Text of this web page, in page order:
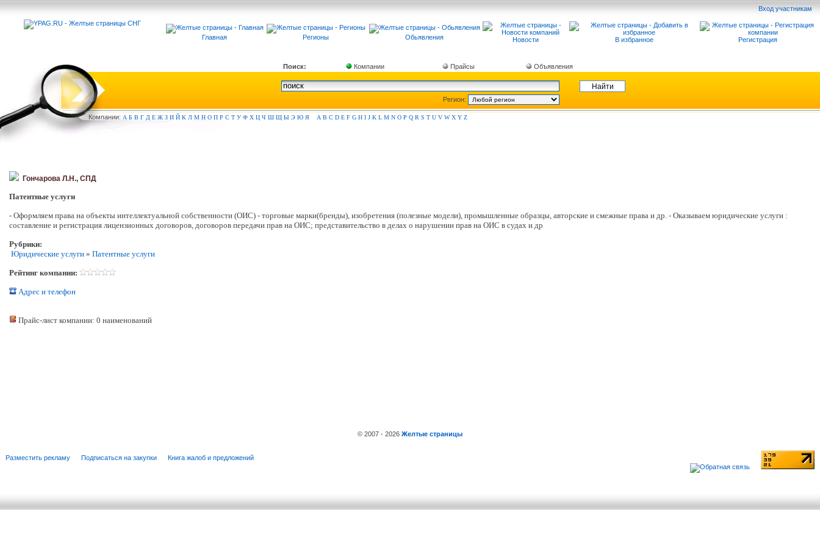
Вход участникам
Главная Регионы Обьявления Новости В избранное Регистрация
Поиск: Компании Прайсы Объявления
Регион:
Компании: А Б В Г Д Е Ж З И Й К Л М Н О П Р С Т У Ф Х Ц Ч Ш Щ Ы Э Ю Я A B C D E F G H I J K L M N O P Q R S T U V W X Y Z
Гончарова Л.Н., СПД
Патентные услуги
- Оформляем права на объекты интеллектуальной собственности (ОИС) - торговые марки(бренды), изобретения (полезные модели), промышленные образцы, авторские и смежные права и др. - Оказываем юридические услуги :
составление и регистрация лицензионных договоров, договоров передачи прав на ОИС; представительство в делах о нарушении прав на ОИС в судах и др
Рубрики:
Юридические услуги » Патентные услуги
Рейтинг компании:
Адрес и телефон
Прайс-лист компании: 0 наименований
© 2007 - 2026 Желтые страницы
Разместить рекламу Подписаться на закупки Книга жалоб и предложений